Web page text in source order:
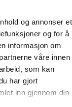
og annonser et
og for å
informasjon om
våre innen
som kan
har gjort
inn gjennom din
Denne uken var det offisiell byggestart for det nye tinghuset i Tønsberg. Tinghuset skal etter planen stå ferdig i 2025.
styring
NCC og Fremby AS har inngått et samarbeid for å utvikle løsninger for automatisert datainnsamling fra NCCs drift- og anleggsprosjekter i Oslo. Nylig fikk utviklingsprosjektet støtte fra Norges Forskningsråd.